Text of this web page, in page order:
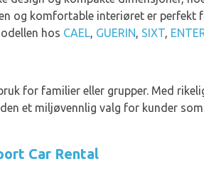
og komfortable interiøret er perfekt
hos CAEL, GUERIN, SIXT,
for familier eller grupper. Med
et miljøvennlig valg for kunder
Car Rental